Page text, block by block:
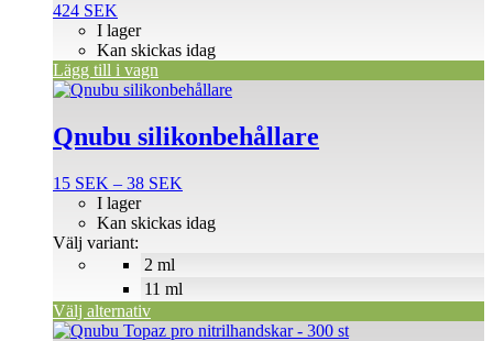
424 SEK
I lager
Kan skickas idag
Lägg till i vagn
Qnubu silikonbehållare
15 SEK – 38 SEK
till
2 ml
11 ml
I lager
Kan skickas idag
Välj variant:
Välj alternativ
Den
produkten
har
varianter.
olika
alternativen
på
produktsidan
Den